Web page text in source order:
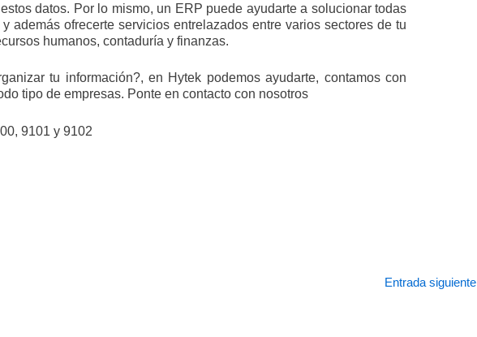
datos. Por lo mismo, un ERP puede ayudarte a solucionar todas
además ofrecerte servicios entrelazados entre varios sectores de tu
humanos, contaduría y finanzas.
tu información?, en Hytek podemos ayudarte, contamos con
tipo de empresas. Ponte en contacto con nosotros
9101 y 9102
Entrada siguiente